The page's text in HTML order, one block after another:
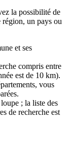
la possibilité de
région, un pays ou
et ses
compris entre
est de 10 km).
vous
; la liste des
de recherche est